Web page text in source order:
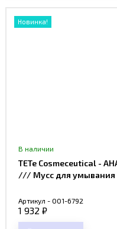
Новинка!
В наличии
TETe Cosmeceutical -
/// Мусс для умывания
Артикул - 001-6792
1 932 ₽